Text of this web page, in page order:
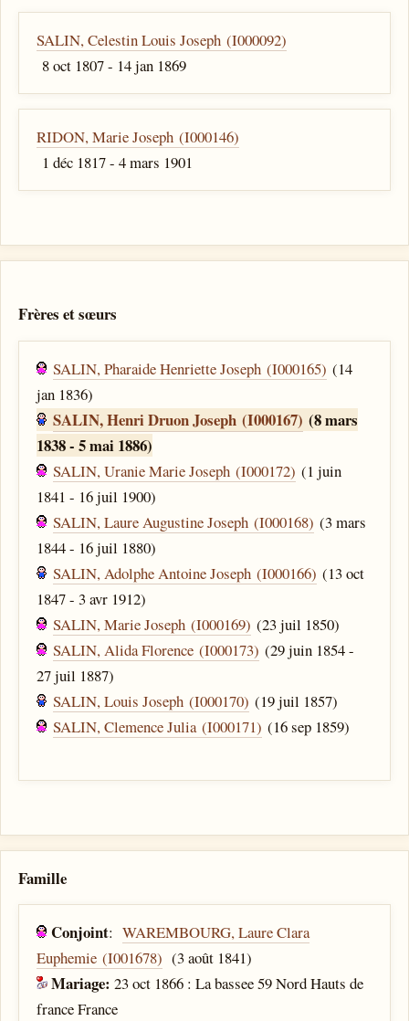
SALIN, Celestin Louis Joseph (I000092)
8 oct 1807 - 14 jan 1869
RIDON, Marie Joseph (I000146)
1 déc 1817 - 4 mars 1901
Frères et sœurs
SALIN, Pharaide Henriette Joseph (I000165) (14
jan 1836)
SALIN, Henri Druon Joseph (I000167) (8 mars
1838 - 5 mai 1886)
SALIN, Uranie Marie Joseph (I000172) (1 juin
1841 - 16 juil 1900)
SALIN, Laure Augustine Joseph (I000168) (3 mars
1844 - 16 juil 1880)
SALIN, Adolphe Antoine Joseph (I000166) (13 oct
1847 - 3 avr 1912)
SALIN, Marie Joseph (I000169) (23 juil 1850)
SALIN, Alida Florence (I000173) (29 juin 1854 -
27 juil 1887)
SALIN, Louis Joseph (I000170) (19 juil 1857)
SALIN, Clemence Julia (I000171) (16 sep 1859)
Famille
Conjoint:WAREMBOURG, Laure Clara
Euphemie (I001678) (3 août 1841)
Mariage:23 oct 1866 : La bassee 59 Nord Hauts de
france France